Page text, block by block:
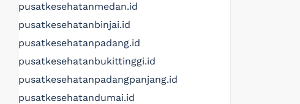
pusatkesehatanmedan.id
pusatkesehatanbinjai.id
pusatkesehatanpadang.id
pusatkesehatanbukittinggi.id
pusatkesehatanpadangpanjang.id
pusatkesehatandumai.id